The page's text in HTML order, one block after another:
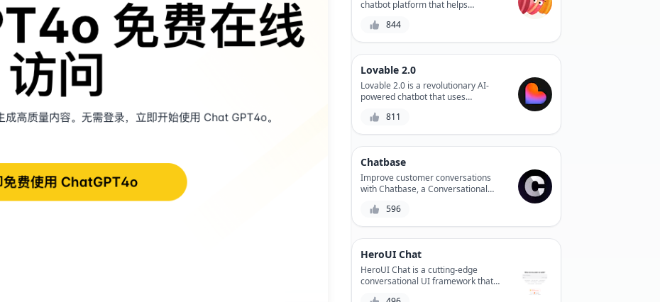
chatbot platform that helps
support and sales conversations,
844
Lovable 2.0
Lovable 2.0 is a revolutionary AI-
powered chatbot that uses
and respond to users' feelings,
811
Chatbase
Improve customer conversations
with Chatbase, a Conversational
businesses optimize chatbot
596
HeroUI Chat
HeroUI Chat is a cutting-edge
conversational UI framework that